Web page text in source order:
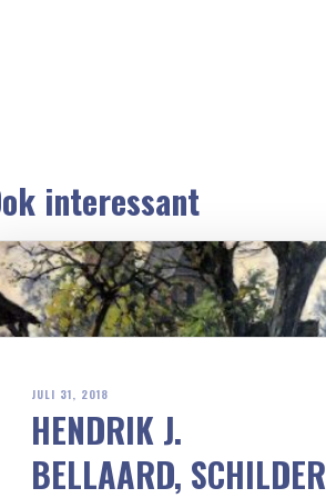
interessant
JULI 31, 2018
HENDRIK J.
BELLAARD, SCHILDER